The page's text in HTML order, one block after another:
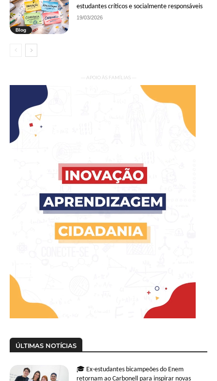
Blog
estudantes críticos e socialmente responsáveis
19/03/2026
— APOIO ÀS FAMÍLIAS —
ÚLTIMAS NOTÍCIAS
🎓 Ex-estudantes bicampeões do Enem
retornam ao Carbonell para inspirar novas